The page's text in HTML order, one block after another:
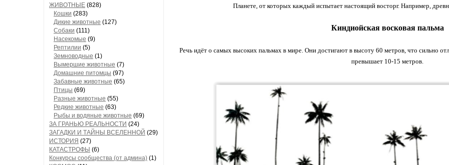
ЖИВОТНЫЕ (828)
Кошки (283)
Дикие животные (127)
Собаки (111)
Насекомые (9)
Рептилии (5)
Земноводные (1)
Вымершие животные (7)
Домашние питомцы (97)
Забавные животные (65)
Птицы (69)
Разные животные (55)
Редкие животные (63)
Рыбы и водяные животные (69)
ЗА ГРАНЬЮ РЕАЛЬНОСТИ (24)
ЗАГАДКИ И ТАЙНЫ ВСЕЛЕННОЙ (29)
ИСТОРИЯ (27)
КАТАСТРОФЫ (6)
Конкурсы сообщества (от админа) (1)
Планете, от которых каждый испытает настоящий восторг. Например,
Киндиойская восковая пальма
Речь идёт о самых высоких пальмах в мире. Они достигают в высоту 60 метров, что сильно
превышает 10-15 метров.